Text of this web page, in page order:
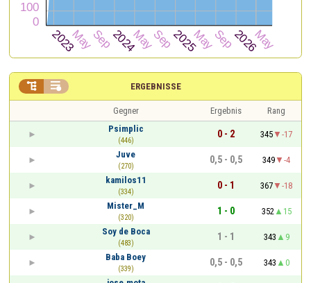
ERGEBNISSE
 
Gegner Ergebnis
Rang
Psimplic
(446)
0 - 2 345
-17
Juve
(270)
0,5 - 0,5 349
-4
kamilos11
(334)
0 - 1 367
-18
Mister_M
(320)
1 - 0 352
15
Soy de Boca
(483)
1 - 1 343
9
Baba Boey
(339)
0,5 - 0,5 343
0